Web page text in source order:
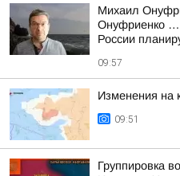
Михаил
Онуфриенко
России
09:57
Изменения на
09:51
Группировка